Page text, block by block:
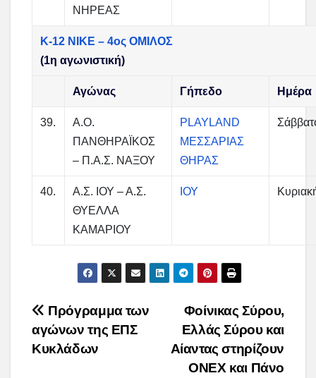
ΝΗΡΕΑΣ
Κ-12 ΝΙΚΕ – 4ος ΟΜΙΛΟΣ
(1η αγωνιστική)
Αγώνας Γήπεδο Ημέρα
39.
Α.Ο.
ΠΑΝΘΗΡΑΪΚΟΣ
– Π.Α.Σ. ΝΑΞΟΥ
PLAYLAND
ΜΕΣΣΑΡΙΑΣ
ΘΗΡΑΣ
40.
Α.Σ. ΙΟΥ – Α.Σ.
ΘΥΕΛΛΑ
ΚΑΜΑΡΙΟΥ
ΙΟΥ
Post
navigation
Φοίνικας Σύρου,
Ελλάς Σύρου και
Αίαντας στηρίζουν
ONEX και Πάνο
Πρόγραμμα των
αγώνων της ΕΠΣ
Κυκλάδων